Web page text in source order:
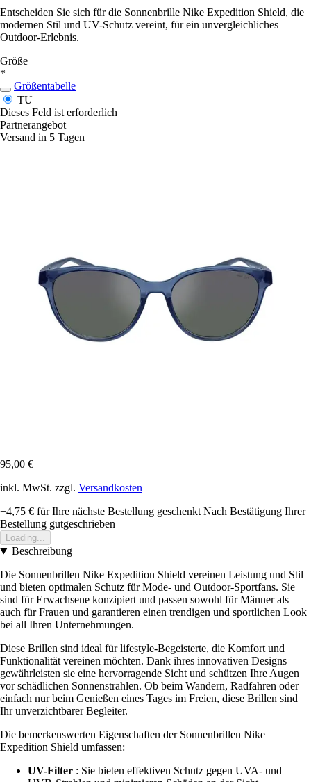
Entscheiden Sie sich für die Sonnenbrille Nike Expedition Shield, die
modernen Stil und UV-Schutz vereint, für ein unvergleichliches
Outdoor-Erlebnis.
Größe
*
Größentabelle
TU
Dieses Feld ist erforderlich
Partnerangebot
Versand in 5 Tagen
95,00 €
inkl. MwSt. zzgl. Versandkosten
+4,75 € für Ihre nächste Bestellung geschenkt Nach Bestätigung Ihrer
Bestellung gutgeschrieben
Loading...
Beschreibung
Die Sonnenbrillen Nike Expedition Shield vereinen Leistung und Stil
und bieten optimalen Schutz für Mode- und Outdoor-Sportfans. Sie
sind für Erwachsene konzipiert und passen sowohl für Männer als
auch für Frauen und garantieren einen trendigen und sportlichen Look
bei all Ihren Unternehmungen.
Diese Brillen sind ideal für lifestyle-Begeisterte, die Komfort und
Funktionalität vereinen möchten. Dank ihres innovativen Designs
gewährleisten sie eine hervorragende Sicht und schützen Ihre Augen
vor schädlichen Sonnenstrahlen. Ob beim Wandern, Radfahren oder
einfach nur beim Genießen eines Tages im Freien, diese Brillen sind
Ihr unverzichtbarer Begleiter.
Die bemerkenswerten Eigenschaften der Sonnenbrillen Nike
Expedition Shield umfassen:
UV-Filter : Sie bieten effektiven Schutz gegen UVA- und